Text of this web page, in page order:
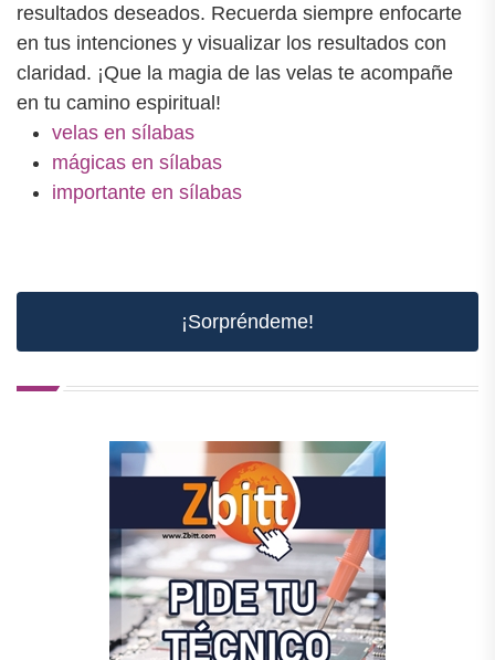
resultados deseados. Recuerda siempre enfocarte
en tus intenciones y visualizar los resultados con
claridad. ¡Que la magia de las velas te acompañe
en tu camino espiritual!
velas en sílabas
mágicas en sílabas
importante en sílabas
¡Sorpréndeme!